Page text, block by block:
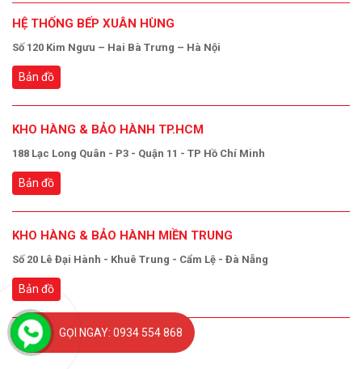
HỆ THỐNG BẾP XUÂN HÙNG
Số 120 Kim Ngưu – Hai Bà Trưng – Hà Nội
Bản đồ
KHO HÀNG & BẢO HÀNH TP.HCM
188 Lạc Long Quân - P3 - Quận 11 - TP Hồ Chí Minh
Bản đồ
KHO HÀNG & BẢO HÀNH MIỀN TRUNG
Số 20 Lê Đại Hành - Khuê Trung - Cẩm Lệ - Đà Nẵng
Bản đồ
GỌI NGAY: 0934 554 868